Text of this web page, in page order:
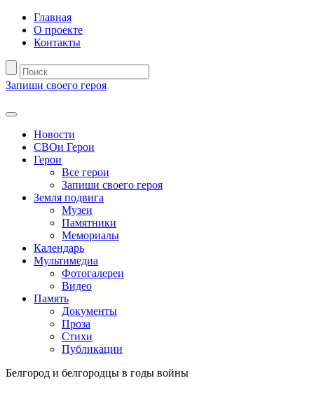
Главная
О проекте
Контакты
Запиши своего героя
Новости
СВОи Герои
Герои
Все герои
Запиши своего героя
Земля подвига
Музеи
Памятники
Мемориалы
Календарь
Мультимедиа
Фотогалереи
Видео
Память
Документы
Проза
Стихи
Публикации
Белгород и белгородцы в годы войны